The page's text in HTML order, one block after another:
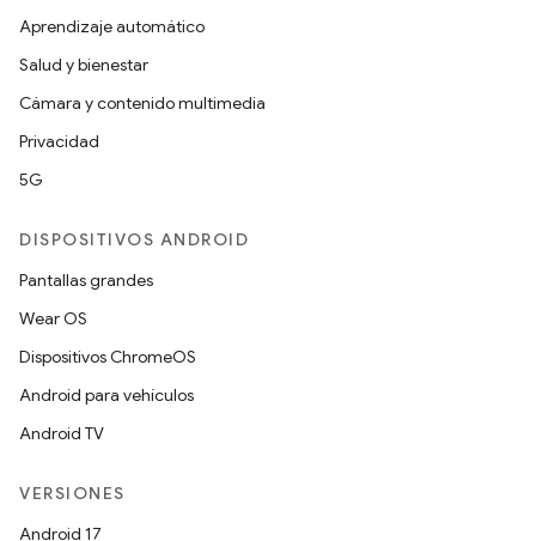
Aprendizaje automático
Salud y bienestar
Cámara y contenido multimedia
Privacidad
5G
DISPOSITIVOS ANDROID
Pantallas grandes
Wear OS
Dispositivos ChromeOS
Android para vehículos
Android TV
VERSIONES
Android 17